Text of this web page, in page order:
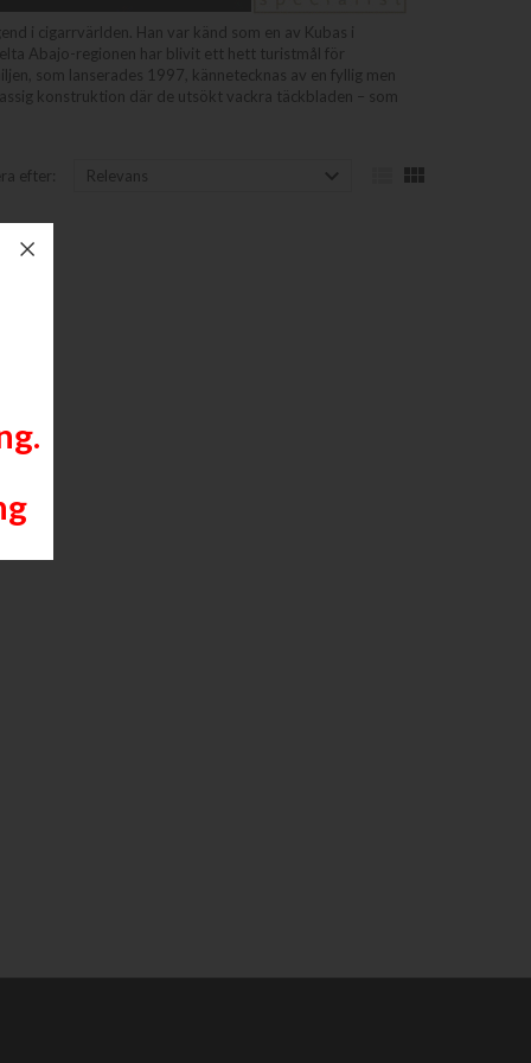
i cigarrvärlden. Han var känd som en av Kubas i
Abajo-regionen har blivit ett hett turistmål för
som lanserades 1997, kännetecknas av en fyllig men
konstruktion där de utsökt vackra täckbladen – som
efter: Relevans  